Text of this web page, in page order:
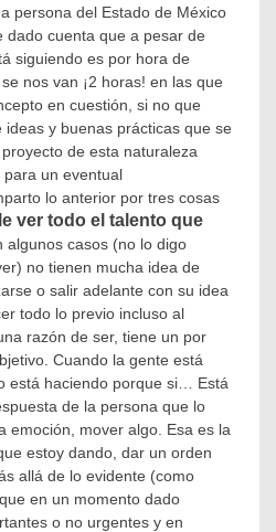
conceptos
creativos,
consultoría,
Licensing
México,
licensingmx,
mejores
prácticas
programa
de
licencias,
Taller
Licensing
persona del Estado de México
dado cuenta que a pesar de
siguiendo es por hora de
nos van ¡2 horas! en las que
en cuestión, si no que
y buenas prácticas que se
de esta naturaleza
un eventual
lo anterior por tres cosas
ver todo el talento que
algunos casos (no lo digo
no tienen mucha idea de
o salir adelante con su idea
todo lo previo incluso al
razón de ser, tiene un por
Cuando la gente está
está haciendo porque si… Está
de la persona que lo
emoción, mover algo. Esa es la
estoy dando, dar un orden
allá de lo evidente (como
en un momento dado
o no urgentes y en